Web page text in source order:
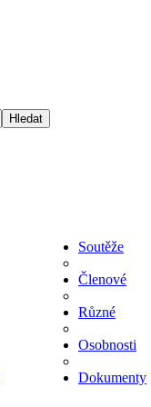
Soutěže
Členové
Různé
Osobnosti
Dokumenty